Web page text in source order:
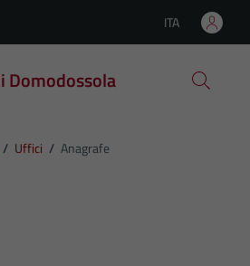
Lingua attiva:
ITA
Domodossola
/ Uffici / Anagrafe